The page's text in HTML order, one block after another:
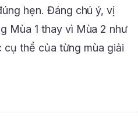
hẹn. Đáng chú ý, vị
Mùa 1 thay vì Mùa 2 như
thể của từng mùa giải